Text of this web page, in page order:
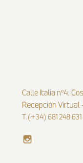
Calle Italia nº4.
Recepción Virtual
T.(+34) 681 248 631